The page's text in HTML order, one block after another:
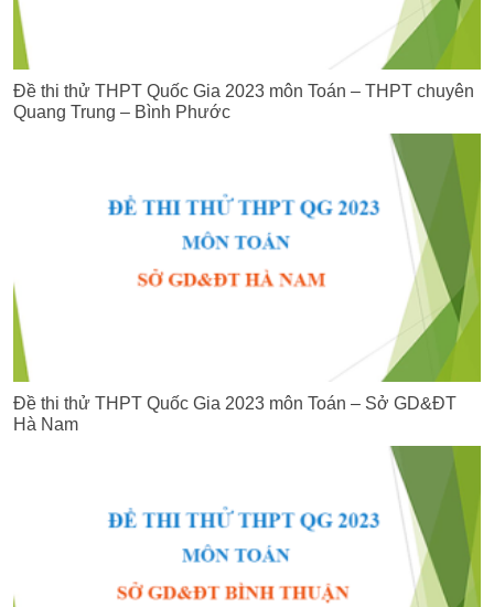
Đề thi thử THPT Quốc Gia 2023 môn Toán – THPT chuyên
Quang Trung – Bình Phước
Đề thi thử THPT Quốc Gia 2023 môn Toán – Sở GD&ĐT
Hà Nam